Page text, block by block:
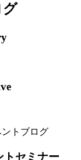
グ
ントブログ
トセミナー